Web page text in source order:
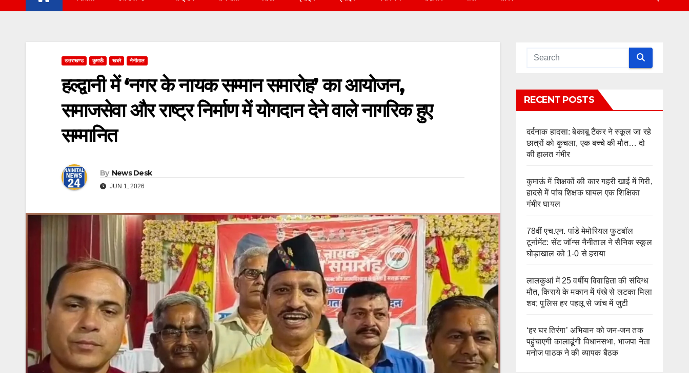
उत्तराखण्ड कुमाऊँ खबरे नैनीताल
हल्द्वानी में ‘नगर के नायक सम्मान समारोह’ का आयोजन,
समाजसेवा और राष्ट्र निर्माण में योगदान देने वाले नागरिक हुए
सम्मानित
By News Desk
JUN 1, 2026
RECENT POSTS
दर्दनाक हादसा: बेकाबू टैंकर ने स्कूल जा रहे
छात्रों को कुचला, एक बच्चे की मौत… दो
की हालत गंभीर
कुमाऊं में शिक्षकों की कार गहरी खाई में गिरी,
हादसे में पांच शिक्षक घायल एक शिक्षिका
गंभीर घायल
78वीं एच.एन. पांडे मेमोरियल फुटबॉल
टूर्नामेंट: सेंट जॉन्स नैनीताल ने सैनिक स्कूल
घोड़ाखाल को 1-0 से हराया
लालकुआं में 25 वर्षीय विवाहिता की संदिग्ध
मौत, किराये के मकान में पंखे से लटका मिला
शव; पुलिस हर पहलू से जांच में जुटी
‘हर घर तिरंगा’ अभियान को जन-जन तक
पहुंचाएगी कालाढूंगी विधानसभा, भाजपा नेता
मनोज पाठक ने की व्यापक बैठक